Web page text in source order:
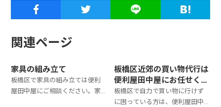
関連ページ
家具の組み立て
板橋区で家具の組み立ては便利
屋田中屋にご相談ください。家
板橋区近郊の買い物代行は
便利屋田中屋にお任せくだ
さい！
板橋区で自力で買い物に行けず
に困っている方は、便利屋田中